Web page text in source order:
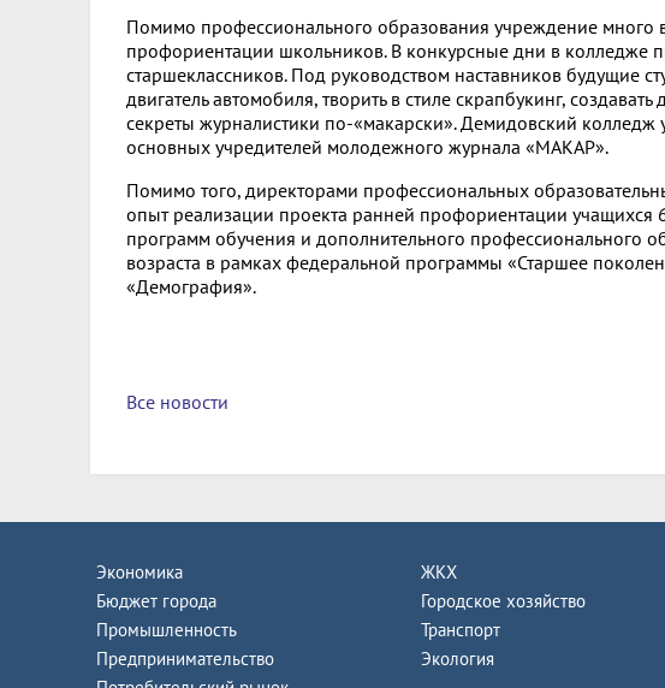
Помимо профессионального образования учреждение много
профориентации школьников. В конкурсные дни в колледже
старшеклассников. Под руководством наставников будущие
двигатель автомобиля, творить в стиле скрапбукинг,
секреты журналистики по-«макарски». Демидовский колледж
основных учредителей молодежного журнала «МАКАР».
Помимо того, директорами профессиональных
опыт реализации проекта ранней профориентации учащихся
программ обучения и дополнительного профессионального
возраста в рамках федеральной программы «Старшее
«Демография».
Все новости
Экономика
Бюджет города
Промышленность
Предпринимательство
ЖКХ
Городское хозяйство
Транспорт
Экология